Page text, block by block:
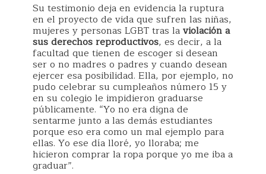
Su testimonio deja en evidencia la ruptura
en el proyecto de vida que sufren las niñas,
mujeres y personas LGBT tras laviolación a
sus derechos reproductivos, es decir, a la
facultad que tienen de escoger si desean
ser o no madres o padres y cuando desean
ejercer esa posibilidad. Ella, por ejemplo, no
pudo celebrar su cumpleaños número 15 y
en su colegio le impidieron graduarse
públicamente. “Yo no era digna de
sentarme junto a las demás estudiantes
porque eso era como un mal ejemplo para
ellas. Yo ese día lloré, yo lloraba; me
hicieron comprar la ropa porque yo me iba a
graduar”.